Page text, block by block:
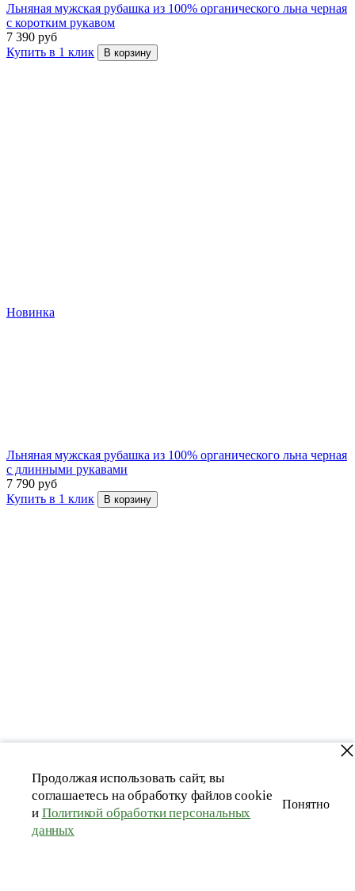
Льняная мужская рубашка из 100% органического льна черная
с коротким рукавом
7 390 руб
Купить в 1 клик
В корзину
Новинка
Льняная мужская рубашка из 100% органического льна черная
с длинными рукавами
7 790 руб
Купить в 1 клик
В корзину
Продолжая использовать сайт, вы
соглашаетесь на обработку файлов cookie
и Политикой обработки персональных
данных
Понятно